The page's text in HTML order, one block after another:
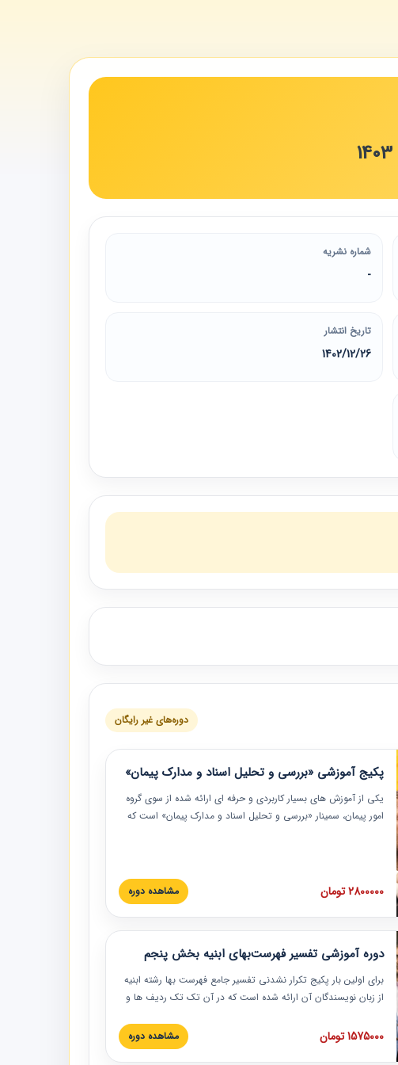
شماره نشریه
-
تاریخ انتشار
1402/12/26
دوره‌های غیر رایگان
پکیج آموزشی «بررسی و تحلیل اسناد و مدارک پیمان»
یکی از آموزش‏‏‏‏‏‏ های بسیار کاربردی و حرفه‏ ای ارائه شده از سوی گروه
امور پیمان، سمینار «بررسی و تحلیل اسناد و مدارک پیمان» است که
عملی در این خصوص ارائه شده است.
2800000 تومان مشاهده دوره
دوره آموزشی تفسیر فهرست‌بهای ابنیه بخش پنجم
برای اولین بار پکیج تکرار نشدنی تفسیر جامع فهرست بها رشته ابنیه
از زبان نویسندگان آن ارائه شده است که در آن تک تک ردیف ها و
تصویری بوده و به همراه تصاویر عملیات اجرایی مرتبط با ردیف های
فهرست بها ارائه شده است. این دوره با کلام مهندس
1575000 تومان مشاهده دوره